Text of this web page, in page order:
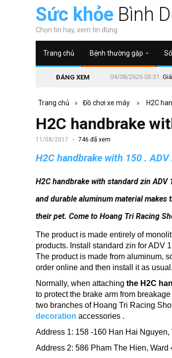
Sức khỏe Bình
Chọn tin hay, xem tin đúng
Trang chủ Bệnh thường gặp
ĐÁNG XEM 04/08/2626 03:31
Trang chủ » Đồ chơi xe máy » H2C
H2C handbrake
11/08/2017 746 đã xem
H2C handbrake with 150 . ADV
H2C handbrake with standard zin
and durable aluminum material
their pet. Come to Hoang Tri Racing
The product is made entirely of
products. Install standard zin for ADV
The product is made from aluminum,
order online and then install it as usual.
Normally, when attaching the H2C
to protect the brake arm from
two branches of Hoang Tri Racing
decoration accessories .
Address 1: 158 -160 Han Hai Nguyen,
Address 2: 586 Pham The Hien, Ward